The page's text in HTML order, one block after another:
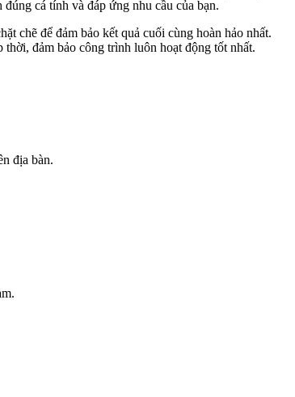
cá tính và đáp ứng nhu cầu của bạn.
chẽ để đảm bảo kết quả cuối cùng hoàn hảo nhất.
đảm bảo công trình luôn hoạt động tốt nhất.
địa bàn.